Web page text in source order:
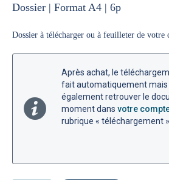
Dossier | Format A4 | 6p
Dossier à télécharger ou à feuilleter de votre
Après achat, le
fait automatiquement mais
également retrouver le
moment dans votre
rubrique « téléchargement ».